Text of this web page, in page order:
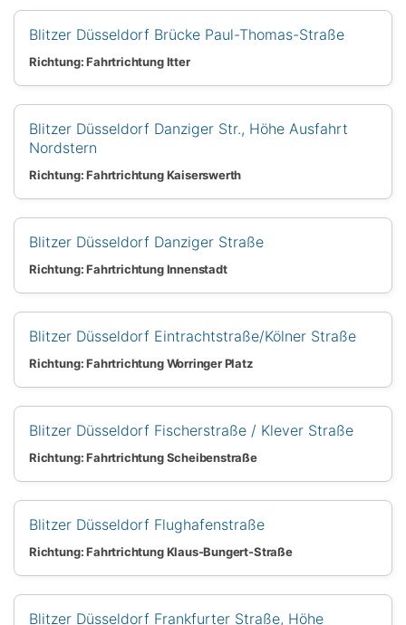
Blitzer Düsseldorf Brücke Paul-Thomas-Straße
Richtung: Fahrtrichtung Itter
Blitzer Düsseldorf Danziger Str., Höhe Ausfahrt
Nordstern
Richtung: Fahrtrichtung Kaiserswerth
Blitzer Düsseldorf Danziger Straße
Richtung: Fahrtrichtung Innenstadt
Blitzer Düsseldorf Eintrachtstraße/Kölner Straße
Richtung: Fahrtrichtung Worringer Platz
Blitzer Düsseldorf Fischerstraße / Klever Straße
Richtung: Fahrtrichtung Scheibenstraße
Blitzer Düsseldorf Flughafenstraße
Richtung: Fahrtrichtung Klaus-Bungert-Straße
Blitzer Düsseldorf Frankfurter Straße, Höhe